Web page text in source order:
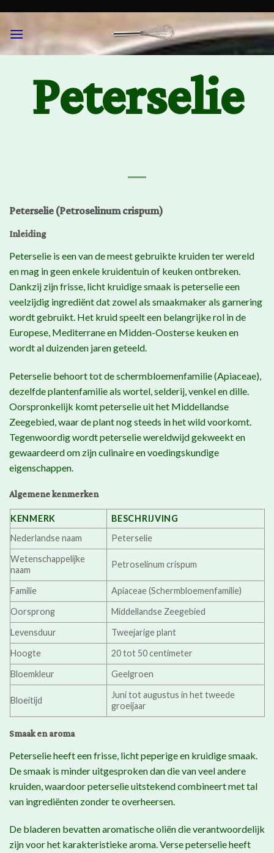
content
Peterselie
Peterselie (Petroselinum crispum)
Inleiding
Peterselie is een van de meest gebruikte kruiden ter wereld
en mag in geen enkele kruidentuin of keuken ontbreken.
Dankzij zijn frisse, licht kruidige smaak is peterselie een
veelzijdig ingrediënt dat zowel als smaakmaker als garnering
wordt gebruikt. Het kruid speelt een belangrijke rol in de
Europese, Mediterrane en Midden-Oosterse keuken en
wordt al duizenden jaren geteeld.
Peterselie behoort tot de schermbloemenfamilie (Apiaceae),
dezelfde plantenfamilie als wortel, selderij, venkel en dille.
Oorspronkelijk komt peterselie uit het Middellandse
Zeegebied, waar de plant nog steeds in het wild voorkomt.
Tegenwoordig wordt peterselie wereldwijd gekweekt en
gewaardeerd om zijn culinaire en voedingskundige
eigenschappen.
Algemene kenmerken
KENMERK
BESCHRIJVING
Nederlandse naam
Peterselie
Wetenschappelijke
naam
Petroselinum crispum
Familie
Apiaceae (Schermbloemenfamilie)
Oorsprong
Middellandse Zeegebied
Levensduur
Tweejarige plant
Hoogte
20 tot 50 centimeter
Bloemkleur
Geelgroen
Bloeitijd
Juni tot augustus in het tweede
groeijaar
Smaak en aroma
Peterselie heeft een frisse, licht peperige en kruidige smaak.
De smaak is minder uitgesproken dan die van veel andere
kruiden, waardoor peterselie uitstekend combineert met tal
van ingrediënten zonder te overheersen.
De bladeren bevatten aromatische oliën die verantwoordelijk
zijn voor het karakteristieke aroma. Verse peterselie heeft